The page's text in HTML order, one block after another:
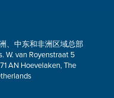
、中东和非洲区域总部
W. van Royenstraat 5
AN Hoevelaken, The